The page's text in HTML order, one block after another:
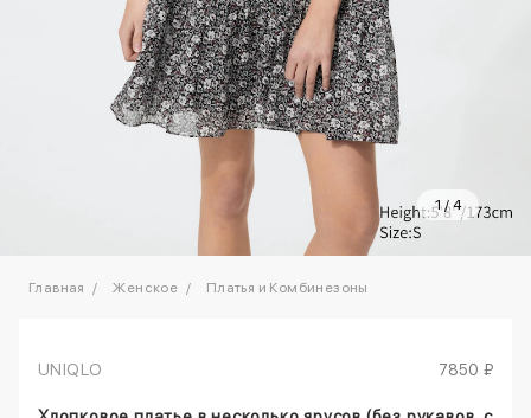
1/4
Главная Женское Платья и Комбинезоны
UNIQLO 7850 ₽